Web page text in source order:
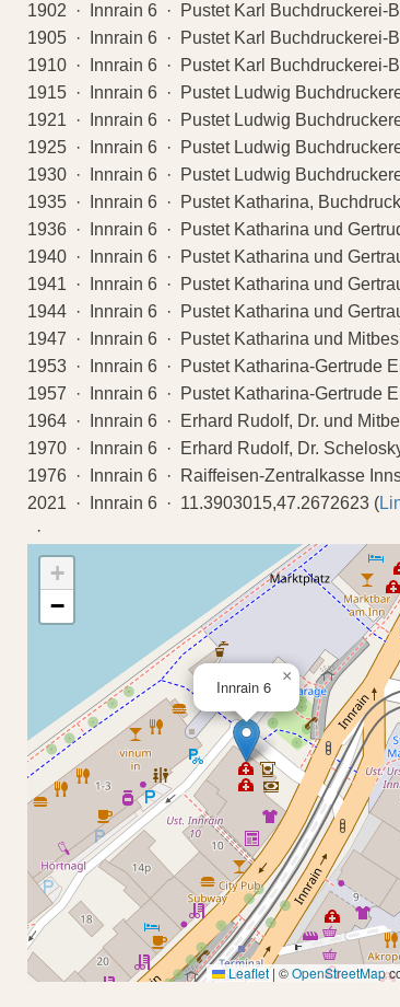
1902 · Innrain 6 · Pustet Karl Buchdruckerei-
1905 · Innrain 6 · Pustet Karl Buchdruckerei-
1910 · Innrain 6 · Pustet Karl Buchdruckerei-
1915 · Innrain 6 · Pustet Ludwig
1921 · Innrain 6 · Pustet Ludwig
1925 · Innrain 6 · Pustet Ludwig
1930 · Innrain 6 · Pustet Ludwig
1935 · Innrain 6 · Pustet Katharina,
1936 · Innrain 6 · Pustet Katharina und
1940 · Innrain 6 · Pustet Katharina und
1941 · Innrain 6 · Pustet Katharina und
1944 · Innrain 6 · Pustet Katharina und
1947 · Innrain 6 · Pustet Katharina und
1953 · Innrain 6 · Pustet Katharina-Gertrude
1957 · Innrain 6 · Pustet Katharina-Gertrude
1964 · Innrain 6 · Erhard Rudolf, Dr. und
1970 · Innrain 6 · Erhard Rudolf, Dr.
1976 · Innrain 6 · Raiffeisen-Zentralkasse
2021 · Innrain 6 · 11.3903015,47.2672623 (
·
Innrain 6
×
+
−
Leaflet | ©OpenStreetMap